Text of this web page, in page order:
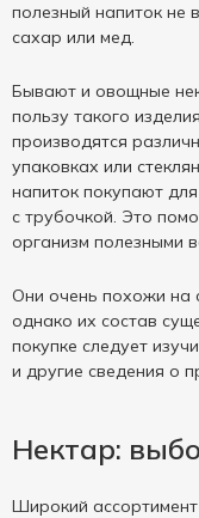
полезный напиток не
сахар или мед.
Бывают и овощные
пользу такого
производятся
упаковках или
напиток покупают
с трубочкой. Это
организм полезными
Они очень похожи на
однако их состав
покупке следует
и другие сведения о
Нектар:
Широкий